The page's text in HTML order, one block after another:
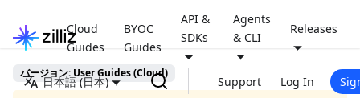
Cloud
Guides
BYOC
Guides
API &
SDKs
Agents
& CLI
Releases
日本語 (日本) Support Log In
バージョン: User Guides (Cloud)